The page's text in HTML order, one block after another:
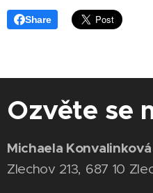
Share
Ozvěte se
Michaela Konvalinková
Zlechov 213, 687 10